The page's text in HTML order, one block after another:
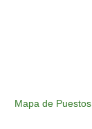
Mapa de Puestos